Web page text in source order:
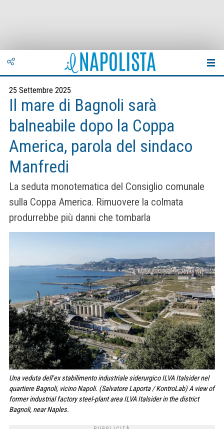
25 Settembre 2025
Il mare di Bagnoli sarà
balneabile dopo la Coppa
America, parola del sindaco
Manfredi
La seduta monotematica del Consiglio comunale
sulla Coppa America. Rimuovere la colmata
produrrebbe più danni che tombarla
Una veduta dell'ex stabilimento industriale siderurgico ILVA Italsider nel
quartiere Bagnoli, vicino Napoli. (Salvatore Laporta / KontroLab) A view of
former industrial factory steel-plant area ILVA Italsider in the district
Bagnoli, near Naples.